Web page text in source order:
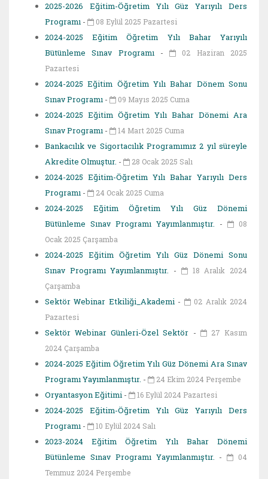
2025-2026 Eğitim-Öğretim Yılı Güz Yarıyılı Ders
Programı - 08 Eylül 2025 Pazartesi
2024-2025 Eğitim Öğretim Yılı Bahar Yarıyılı
Bütünleme Sınav Programı -
02 Haziran 2025
Pazartesi
2024-2025 Eğitim Öğretim Yılı Bahar Dönem Sonu
Sınav Programı - 09 Mayıs 2025 Cuma
2024-2025 Eğitim Öğretim Yılı Bahar Dönemi Ara
Sınav Programı - 14 Mart 2025 Cuma
Bankacılık ve Sigortacılık Programımız 2 yıl süreyle
Akredite Olmuştur. - 28 Ocak 2025 Salı
2024-2025 Eğitim-Öğretim Yılı Bahar Yarıyılı Ders
Programı - 24 Ocak 2025 Cuma
2024-2025 Eğitim Öğretim Yılı Güz Dönemi
Bütünleme Sınav Programı Yayımlanmıştır. -
08
Ocak 2025 Çarşamba
2024-2025 Eğitim Öğretim Yılı Güz Dönemi Sonu
Sınav Programı Yayımlanmıştır. -
18 Aralık 2024
Çarşamba
Sektör Webinar Etkiliği_Akademi -
02 Aralık 2024
Pazartesi
Sektör Webinar Günleri-Özel Sektör -
27 Kasım
2024 Çarşamba
2024-2025 Eğitim Öğretim Yılı Güz Dönemi Ara Sınav
Programı Yayımlanmıştır. - 24 Ekim 2024 Perşembe
Oryantasyon Eğitimi - 16 Eylül 2024 Pazartesi
2024-2025 Eğitim-Öğretim Yılı Güz Yarıyılı Ders
Programı - 10 Eylül 2024 Salı
2023-2024 Eğitim Öğretim Yılı Bahar Dönemi
Bütünleme Sınav Programı Yayımlanmıştır. -
04
Temmuz 2024 Perşembe